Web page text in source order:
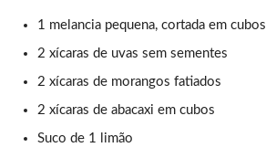
1 melancia pequena, cortada em cubos
2 xícaras de uvas sem sementes
2 xícaras de morangos fatiados
2 xícaras de abacaxi em cubos
Suco de 1 limão